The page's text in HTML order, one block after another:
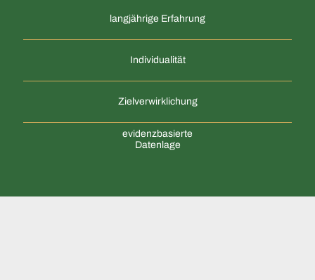
langjährige Erfahrung
Individualität
Zielverwirklichung
evidenzbasierte
Datenlage